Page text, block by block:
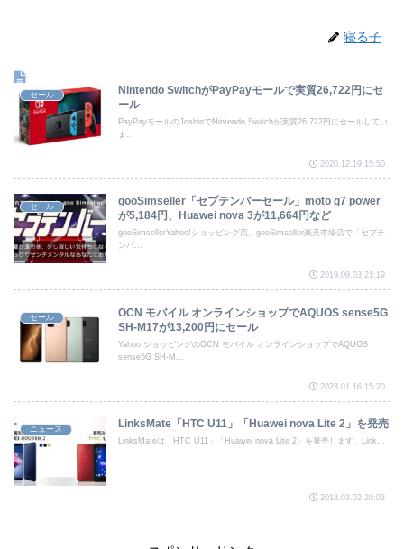
寝る子
セール
Nintendo SwitchがPayPayモールで実質26,722円にセ
ール
PayPayモールのJoshinでNintendo Switchが実質26,722円にセールしてい
ま...
2020.12.19 15:50
セール
gooSimseller「セプテンバーセール」moto g7 power
が5,184円、Huawei nova 3が11,664円など
gooSimsellerYahoo!ショッピング店、gooSimseller楽天市場店で「セプテ
ンバ...
2019.09.03 21:19
セール
OCN モバイル オンラインショップでAQUOS sense5G
SH-M17が13,200円にセール
Yahoo!ショッピングのOCN モバイル オンラインショップでAQUOS
sense5G SH-M...
2023.01.16 15:20
ニュース LinksMate「HTC U11」「Huawei nova Lite 2」を発売
LinksMateは「HTC U11」「Huawei nova Lite 2」を発売します。Link...
2018.03.02 20:03